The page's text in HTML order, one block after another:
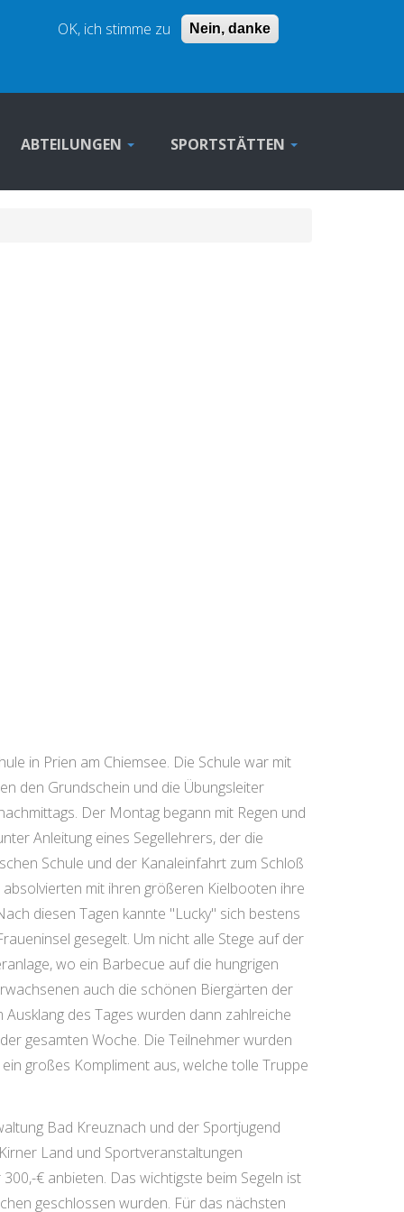
OK, ich stimme zu Nein, dankeAnmelden
ABTEILUNGEN SPORTSTÄTTEN
in Prien am Chiemsee. Die Schule war mit
den Grundschein und die Übungsleiter
Der Montag begann mit Regen und
Anleitung eines Segellehrers, der die
Schule und der Kanaleinfahrt zum Schloß
mit ihren größeren Kielbooten ihre
diesen Tagen kannte "Lucky" sich bestens
gesegelt. Um nicht alle Stege auf der
wo ein Barbecue auf die hungrigen
auch die schönen Biergärten der
des Tages wurden dann zahlreiche
gesamten Woche. Die Teilnehmer wurden
großes Kompliment aus, welche tolle Truppe
Bad Kreuznach und der Sportjugend
Land und Sportveranstaltungen
€ anbieten. Das wichtigste beim Segeln ist
geschlossen wurden. Für das nächsten